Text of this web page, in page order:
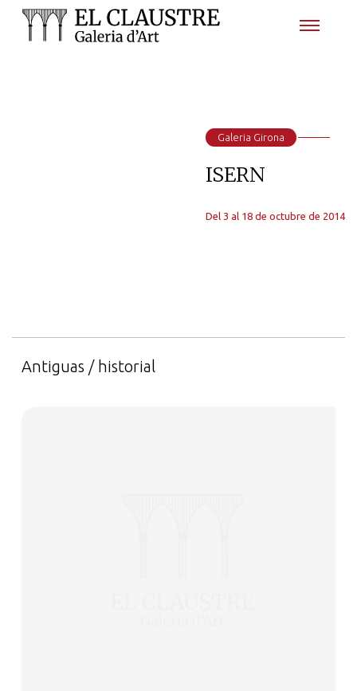
Galeria Girona
ISERN
Del 3 al 18 de octubre de 2014
Antiguas / historial